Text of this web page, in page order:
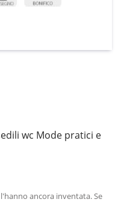
wc Mode pratici e
ancora inventata. Se